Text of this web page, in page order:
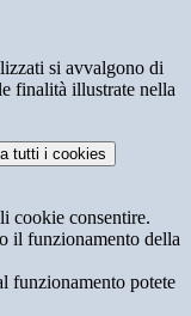
si avvalgono di
finalità illustrate nella
tutti i cookies
cookie consentire.
il funzionamento della
funzionamento potete